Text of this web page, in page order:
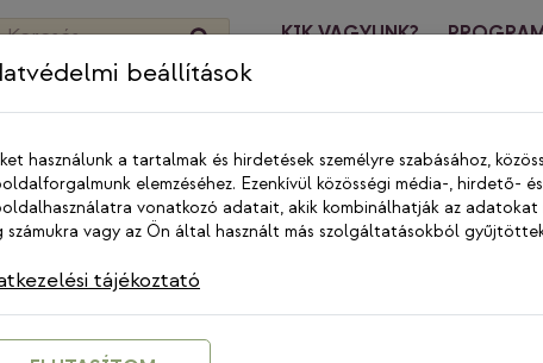
KIK VAGYUNK?
beállítások
használunk a tartalmak és hirdetések személyre szabásához,
elemzéséhez. Ezenkívül közösségi média-, hirdető-
vonatkozó adatait, akik kombinálhatják az
számukra vagy az Ön által használt más szolgáltatásokból
tájékoztató